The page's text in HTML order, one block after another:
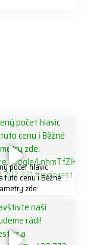
počet hlavic
tuto cenu ℹ️ Běžné
zde:
LnhmTfZl
+420 773 202
#forsmw